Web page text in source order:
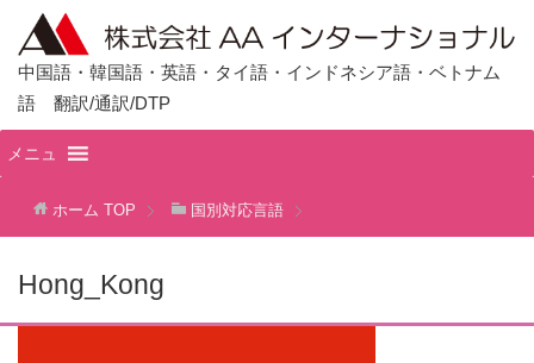
中国語・韓国語・英語・タイ語・インドネシア語・ベトナム
語 翻訳/通訳/DTP
メニュ
ホーム TOP 国別対応言語
Hong_Kong